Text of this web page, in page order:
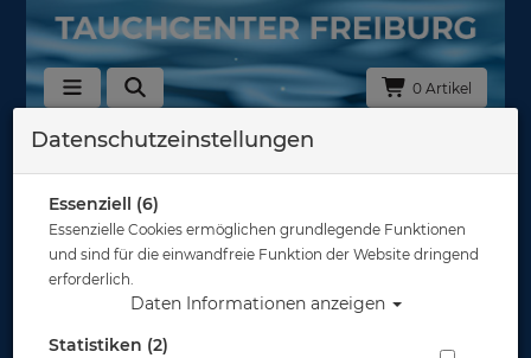
0 Artikel
Zurück
Datenschutzeinstellungen
Essenziell (6)
Essenzielle Cookies ermöglichen grundlegende Funktionen
und sind für die einwandfreie Funktion der Website dringend
erforderlich.
Daten Informationen anzeigen
Statistiken (2)